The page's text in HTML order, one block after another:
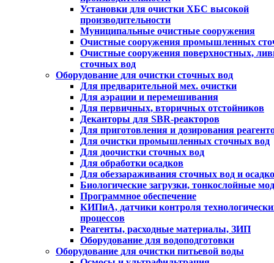
Установки для очистки ХБС высокой
производительности
Муниципальные очистные сооружения
Очистные сооружения промышленных
Очистные сооружения поверхностных,
сточных вод
Оборудование для очистки сточных вод
Для предварительной мех. очистки
Для аэрации и перемешивания
Для первичных, вторичных отстойников
Деканторы для SBR-реакторов
Для приготовления и дозирования
Для очистки промышленных сточных вод
Для доочистки сточных вод
Для обработки осадков
Для обеззараживания сточных вод и
Биологические загрузки, тонкослойные
Программное обеспечение
КИПиА, датчики контроля
процессов
Реагенты, расходные материалы, ЗИП
Оборудование для водоподготовки
Оборудование для очистки питьевой воды